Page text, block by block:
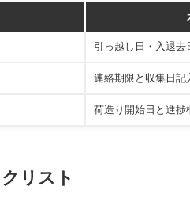
引っ越し日・入退去
連絡期限と収集日記
荷造り開始日と進捗
リスト